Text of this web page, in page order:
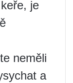
je
neměli
a